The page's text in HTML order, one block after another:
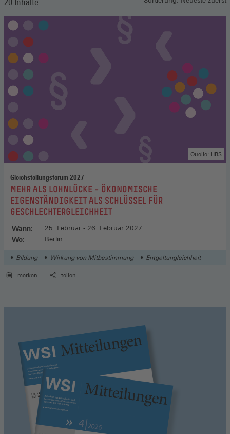
Gleichstellungsforum 2027
:MEHR ALS LOHNLÜCKE – ÖKONOMISCHE
EIGENSTÄNDIGKEIT ALS SCHLÜSSEL FÜR
GESCHLECHTERGLEICHHEIT
Quelle: HBS
Wann: 25. Februar - 26. Februar 2027
Wo: Berlin
Bildung Wirkung von Mitbestimmung Entgeltungleichheit
merken teilen